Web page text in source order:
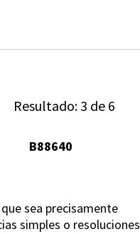
Resultado: 3 de 6
B88640
sea precisamente
simples o resoluciones